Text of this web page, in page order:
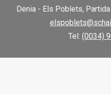
Denia - Els Poblets,
Tel: (0034)